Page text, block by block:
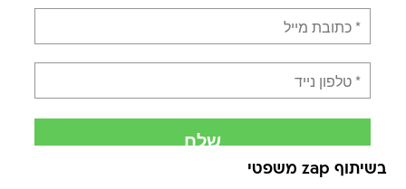
בשיתוף zap משפטי